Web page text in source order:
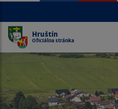
Hruštín
Oficiálna stránka